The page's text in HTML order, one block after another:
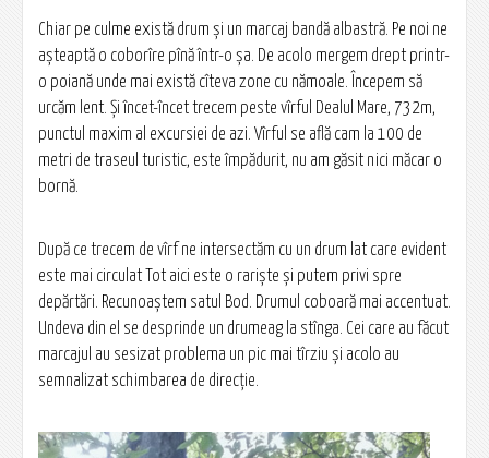
Chiar pe culme există drum și un marcaj bandă albastră. Pe noi ne
așteaptă o coborîre pînă într-o șa. De acolo mergem drept printr-
o poiană unde mai există cîteva zone cu nămoale. Începem să
urcăm lent. Și încet-încet trecem peste vîrful Dealul Mare, 732m,
punctul maxim al excursiei de azi. Vîrful se află cam la 100 de
metri de traseul turistic, este împădurit, nu am găsit nici măcar o
bornă.
După ce trecem de vîrf ne intersectăm cu un drum lat care evident
este mai circulat Tot aici este o rariște și putem privi spre
depărtări. Recunoaștem satul Bod. Drumul coboară mai accentuat.
Undeva din el se desprinde un drumeag la stînga. Cei care au făcut
marcajul au sesizat problema un pic mai tîrziu și acolo au
semnalizat schimbarea de direcție.